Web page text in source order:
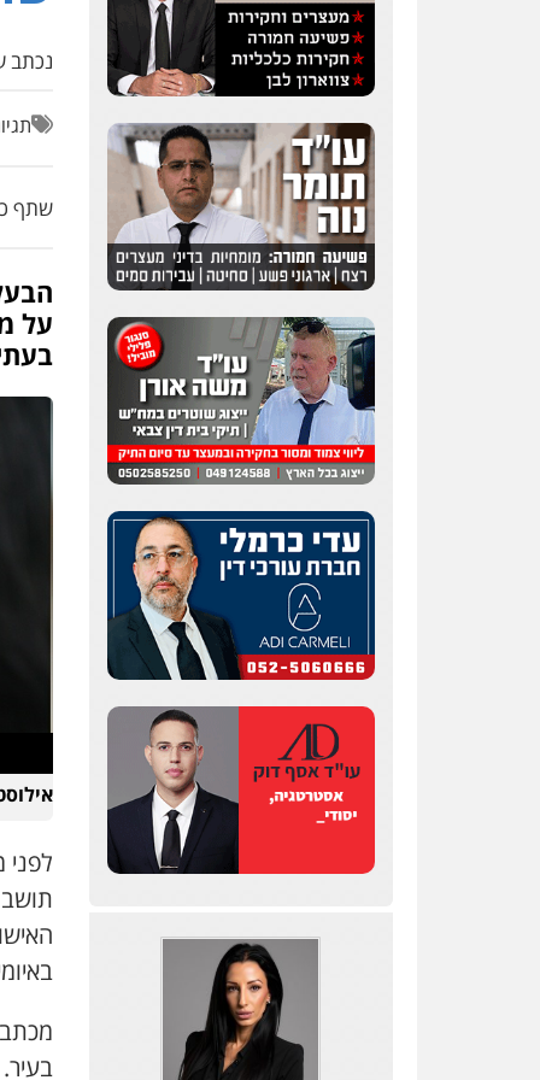
0509636895
עו"ד איהאב זבידאת
פלילי פשיעה חמורה ארגוני
עבירות מין
0509930581
עו"ד יפעת שוורץ סיל
פלילי תעבורה
0523379525
עו"ד יוסי חמצני
כלכלי צווארון לבן פשיעה
כלכלית עבירות מס
הון
0505471497
גיל דביר – משרד עורכי
דין
פלילי פשיעה כלכלית
צווארון לבן
0506217771
עו"ד עידית שינו-אמיתי
אסירים פשיעה חמורה
מעצרים וחקירות
0507587013
עו"ד אור בן שאנן
מעצרים וחקירות
סלימאן אבו שעירה –
משרד עורכי דין
פלילי בטחוני
0547780927
נכתב
שתף
על